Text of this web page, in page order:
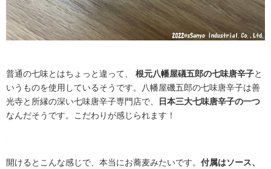
普通の七味とはちょっと違って、 根元八幡屋礒五郎の七味唐辛子と
いうものを使用しているそうです。八幡屋磯五郎の七味唐辛子は善
光寺と所縁の深い七味唐辛子専門店で、
日本三大七味唐辛子の一つ
なんだそうです。こだわりが感じられます！
開けるとこんな感じで、本当にお蕎麦みたいです。 付属はソース、